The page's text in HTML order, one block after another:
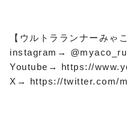
【ウルトラランナーみゃこ
instagram→
Youtube→ https://
X→ https://twitter.com/